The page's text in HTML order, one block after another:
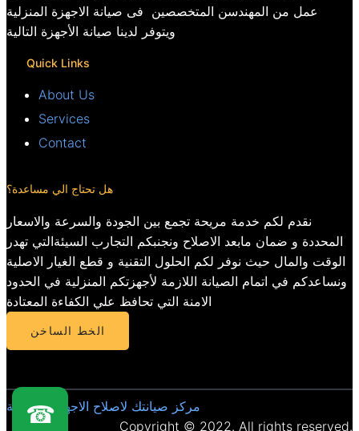
عمل من المهندسن المتخصصين فى صيانة الاجهزة المنزلية
ويتوفر لدينا صيانة الأجهزة التالية
Quick Links
About Us
Services
Contact
هل تحتاج الي مساعدة؟
نقدم لكم خدمة مريحة تجمع بين الجودة والسرعة والاسعار
المحددة و ضمان مابعد الاصلاح ونجنبكم التجارب السيئةالتي تهدر
الوقت والمال حيث نوفر لكم الحلول التقنية و قطع الغيار الاصلية
ونساعدكم في اتمام الصيانة اللازمة لأجهزتكم المنزلية في الحدود
الامنة التي تحافظ علي الكفاءة المعتادة
الخط الساخن
مركز صيانتك لاصلاح الاجهزة المنزلية
Copyright © 2022. All rights reserved.
☎